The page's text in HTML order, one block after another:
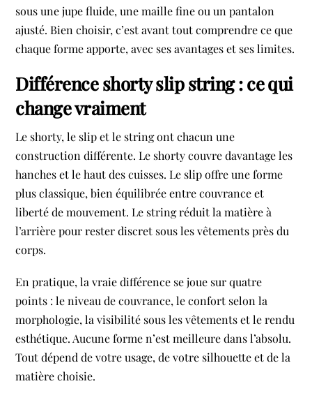
sous une jupe fluide, une maille fine ou un pantalon
ajusté. Bien choisir, c’est avant tout comprendre ce que
chaque forme apporte, avec ses avantages et ses limites.
Différence shorty slip string : ce qui
change vraiment
Le shorty, le slip et le string ont chacun une
construction différente. Le shorty couvre davantage les
hanches et le haut des cuisses. Le slip offre une forme
plus classique, bien équilibrée entre couvrance et
liberté de mouvement. Le string réduit la matière à
l’arrière pour rester discret sous les vêtements près du
corps.
En pratique, la vraie différence se joue sur quatre
points : le niveau de couvrance, le confort selon la
morphologie, la visibilité sous les vêtements et le rendu
esthétique. Aucune forme n’est meilleure dans l’absolu.
Tout dépend de votre usage, de votre silhouette et de la
matière choisie.